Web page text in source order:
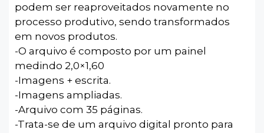
podem ser reaproveitados novamente no
processo produtivo, sendo transformados
em novos produtos.
-O arquivo é composto por um painel
medindo 2,0×1,60
-Imagens + escrita.
-Imagens ampliadas.
-Arquivo com 35 páginas.
-Trata-se de um arquivo digital pronto para